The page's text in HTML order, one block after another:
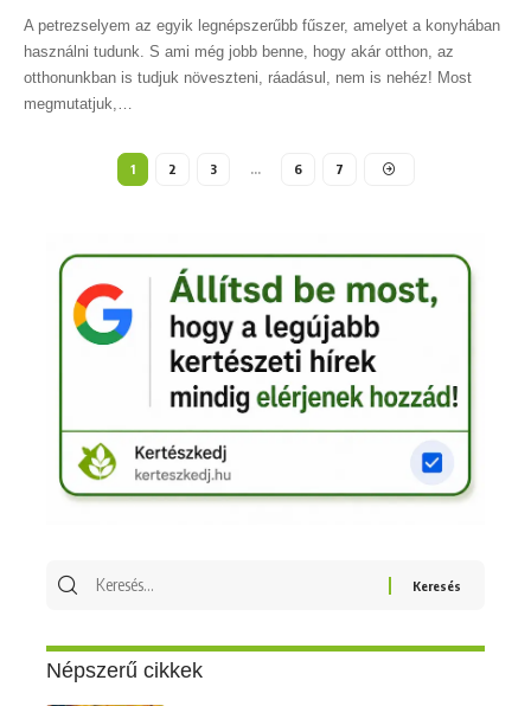
A petrezselyem az egyik legnépszerűbb fűszer, amelyet a konyhában
használni tudunk. S ami még jobb benne, hogy akár otthon, az
otthonunkban is tudjuk növeszteni, ráadásul, nem is nehéz! Most
megmutatjuk,
1 2 3 … 6 7
Népszerű cikkek